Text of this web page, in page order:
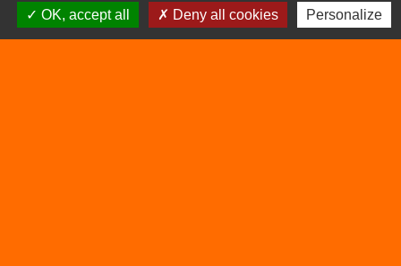
Commune de Vertrieu
OK, accept all
Deny all cookies Personalize